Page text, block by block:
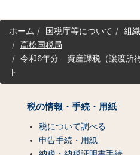
サ
イ
プ
ホーム 国税庁等について
組
高松国税局
令和6年分 資産課税（譲渡所
ト
税の情報・手続・用紙
税について調べる
申告手続・用紙